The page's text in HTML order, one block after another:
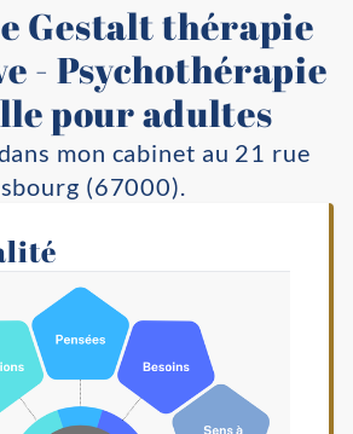
Gestalt thérapie
- Psychothérapie
pour adultes
mon cabinet au 21 rue
(67000).